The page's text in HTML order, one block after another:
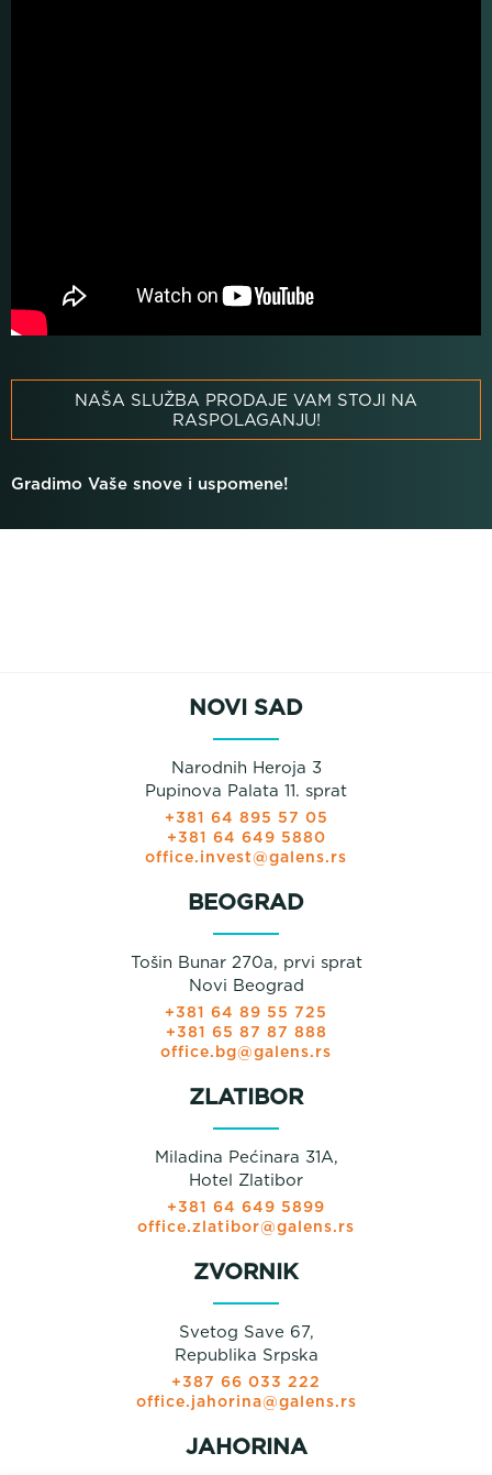
NAŠA SLUŽBA PRODAJE VAM STOJI NA
RASPOLAGANJU!
Gradimo Vaše snove i uspomene!
NOVI SAD
Narodnih Heroja 3
Pupinova Palata 11. sprat
+381 64 895 57 05
+381 64 649 5880
office.invest@galens.rs
BEOGRAD
Tošin Bunar 270a, prvi sprat
Novi Beograd
+381 64 89 55 725
+381 65 87 87 888
office.bg@galens.rs
ZLATIBOR
Miladina Pećinara 31A,
Hotel Zlatibor
+381 64 649 5899
office.zlatibor@galens.rs
ZVORNIK
Svetog Save 67,
Republika Srpska
+387 66 033 222
office.jahorina@galens.rs
JAHORINA